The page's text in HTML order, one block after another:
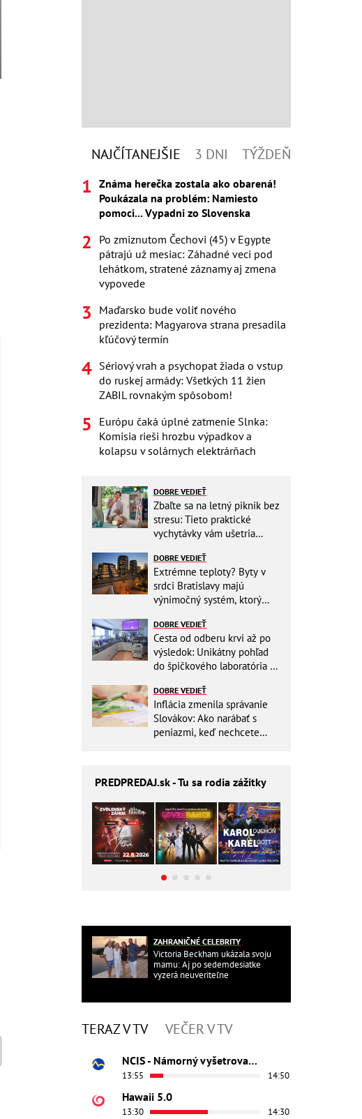
NAJČÍTANEJŠIE 3 DNI TÝŽDEŇ
Známa herečka zostala ako obarená!
Poukázala na problém: Namiesto
pomoci... Vypadni zo Slovenska
Po zmiznutom Čechovi (45) v Egypte
pátrajú už mesiac: Záhadné veci pod
lehátkom, stratené záznamy aj zmena
vypovede
Maďarsko bude voliť nového
prezidenta: Magyarova strana presadila
kľúčový termín
Sériový vrah a psychopat žiada o vstup
do ruskej armády: Všetkých 11 žien
ZABIL rovnakým spôsobom!
Európu čaká úplné zatmenie Slnka:
Komisia rieši hrozbu výpadkov a
kolapsu v solárnych elektrárňach
DOBRE VEDIEŤ
Zbaľte sa na letný piknik bez
stresu: Tieto praktické
vychytávky vám ušetria
DOBRE VEDIEŤ
Extrémne teploty? Byty v
srdci Bratislavy majú
výnimočný systém, ktorý
DOBRE VEDIEŤ
Cesta od odberu krvi až po
výsledok: Unikátny pohľad
do špičkového laboratória na
DOBRE VEDIEŤ
Inflácia zmenila správanie
Slovákov: Ako narábať s
peniazmi, keď nechcete
PREDPREDAJ.sk - Tu sa rodia zážitky
ZAHRANIČNÉ CELEBRITY
Victoria Beckham ukázala svoju
mamu: Aj po sedemdesiatke
vyzerá neuveriteľne
TERAZ V TV VEČER V TV
NCIS - Námorný vyšetrovací úrad
13:55 14:50
Hawaii 5.0
13:30 14:30